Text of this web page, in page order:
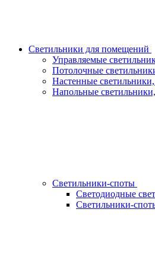
Светильники для помещений
Управляемые
Потолочные
Настенные светильники,
Напольные
Светильники-споты
Светодиодные
Светильники-